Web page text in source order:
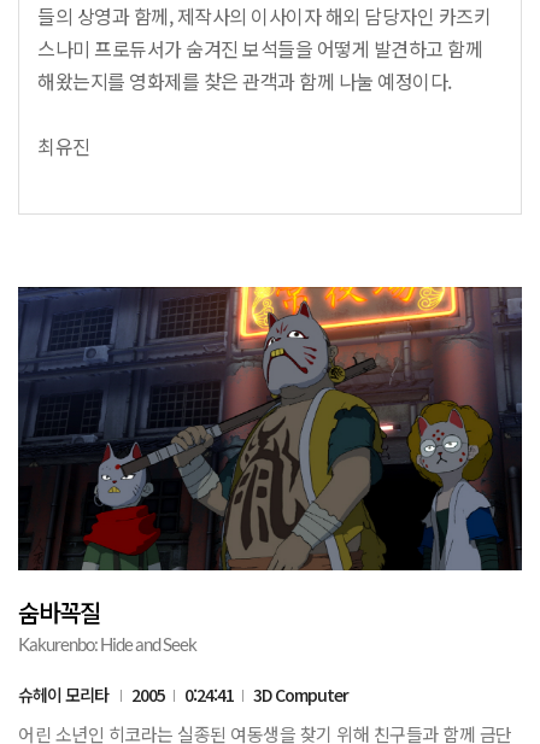
들의 상영과 함께, 제작사의 이사이자 해외 담당자인 카즈키
스나미 프로듀서가 숨겨진 보석들을 어떻게 발견하고 함께
해왔는지를 영화제를 찾은 관객과 함께 나눌 예정이다.
최유진
숨바꼭질
Kakurenbo: Hide and Seek
슈헤이 모리타 2005 0:24:41 3D Computer
어린 소년인 히코라는 실종된 여동생을 찾기 위해 친구들과 함께 금단